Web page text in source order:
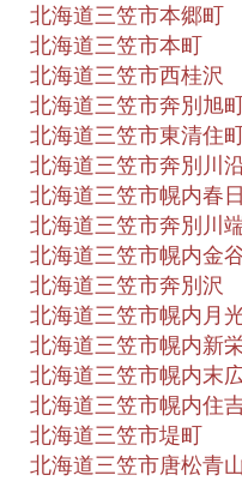
北海道三笠市本郷町
北海道三笠市本町
北海道三笠市西桂沢
北海道三笠市奔別旭町
北海道三笠市東清住町
北海道三笠市奔別川沿
北海道三笠市幌内春日
北海道三笠市奔別川
北海道三笠市幌内金
北海道三笠市奔別沢
北海道三笠市幌内月
北海道三笠市幌内新
北海道三笠市幌内末
北海道三笠市幌内住
北海道三笠市堤町
北海道三笠市唐松青